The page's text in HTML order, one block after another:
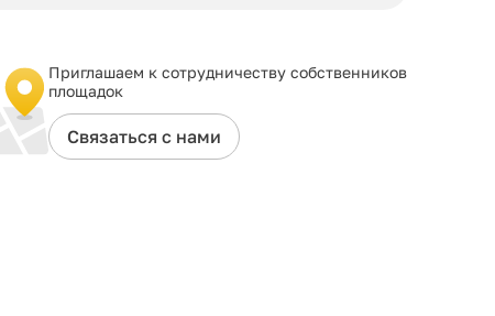
Приглашаем к сотрудничеству собственников
площадок
Связаться с нами